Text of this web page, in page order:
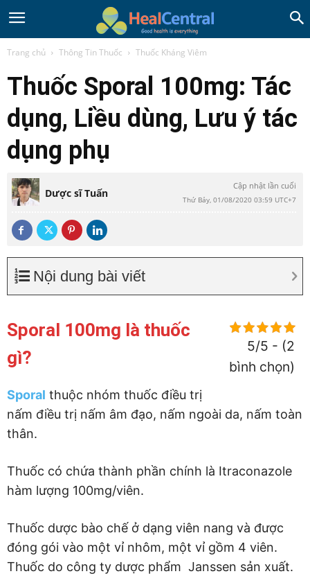
Trang chủ Thông Tin Thuốc Thuốc Kháng Viêm
Thuốc Sporal 100mg: Tác
dụng, Liều dùng, Lưu ý tác
dụng phụ
Dược sĩ Tuấn
Cập nhật lần cuối
Thứ Bảy, 01/08/2020 03:59 UTC+7
Nội dung bài viết
5/5 - (2
bình chọn)
Sporal 100mg là thuốc
gì?
Sporal thuộc nhóm thuốc điều trị
nấm điều trị nấm âm đạo, nấm ngoài da, nấm toàn
thân.
Thuốc có chứa thành phần chính là Itraconazole
hàm lượng 100mg/viên.
Thuốc dược bào chế ở dạng viên nang và được
đóng gói vào một vỉ nhôm, một vỉ gồm 4 viên.
Thuốc do công ty dược phẩm Janssen sản xuất.